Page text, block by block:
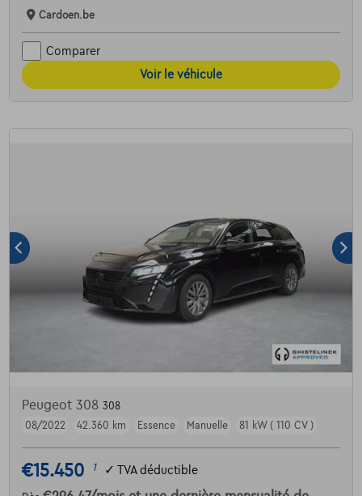
Cardoen.be
Comparer
Voir le véhicule
Peugeot 308 308
08/2022
42.360 km Essence Manuelle 81 kW ( 110 CV )
€15.450 1 ✓ TVA déductible